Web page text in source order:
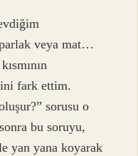
veya mat…
fark ettim.
sorusu o
bu soruyu,
yan yana koyarak